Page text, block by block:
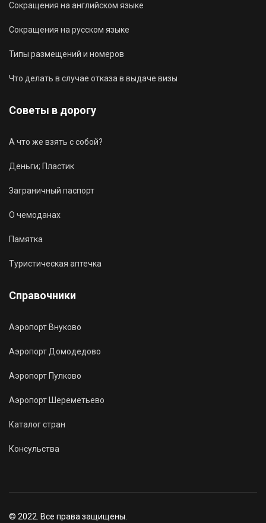
Сокращения на английском языке
Сокращения на русском языке
Типы размещений и номеров
Что делать в случае отказа в выдаче визы
Советы в дорогу
А что же взять с собой?
Деньги; Пластик
Заграничный паспорт
О чемоданах
Памятка
Туристическая аптечка
Справочники
Аэропорт Внуково
Аэропорт Домодедово
Аэропорт Пулково
Аэропорт Шереметьево
Каталог стран
Консульства
© 2022. Все права защищены.